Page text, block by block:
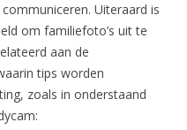
Uiteraard is
om familiefoto’s uit te
aan de
tips worden
zoals in onderstaand